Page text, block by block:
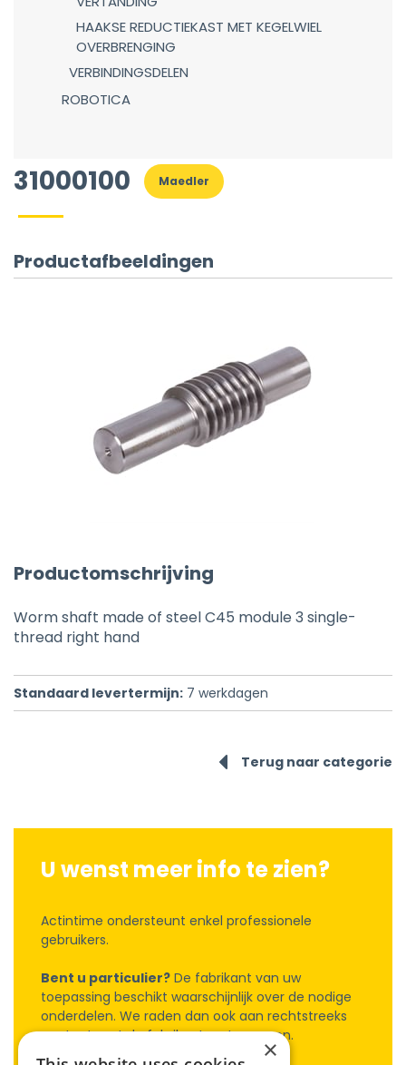
HAAKSE REDUCTIEKAST MET KEGELWIEL
OVERBRENGING
VERBINDINGSDELEN
ROBOTICA
31000100 Maedler
Productafbeeldingen
Productomschrijving
Worm shaft made of steel C45 module 3 single-
thread right hand
Standaard levertermijn: 7 werkdagen
Terug naar categorie
U wenst meer info te zien?
Actintime ondersteunt enkel professionele
gebruikers.
Bent u particulier? De fabrikant van uw
toepassing beschikt waarschijnlijk over de nodige
onderdelen. We raden dan ook aan rechtstreeks
contact met de fabrikant op te nemen.
×